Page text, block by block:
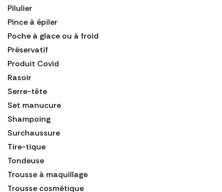
Pilulier
Pince à épiler
Poche à glace ou à froid
Préservatif
Produit Covid
Rasoir
Serre-tête
Set manucure
Shampoing
Surchaussure
Tire-tique
Tondeuse
Trousse à maquillage
Trousse cosmétique